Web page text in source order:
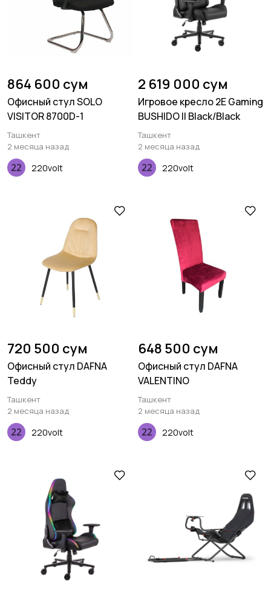
864 600 сум
Офисный стул SOLO
VISITOR 8700D-1
Ташкент
2 месяца назад
220volt
2 619 000 сум
Игровое кресло 2E Gaming
BUSHIDO II Black/Black
Ташкент
2 месяца назад
220volt
720 500 сум
Офисный стул DAFNA
Teddy
Ташкент
2 месяца назад
220volt
648 500 сум
Офисный стул DAFNA
VALENTINO
Ташкент
2 месяца назад
220volt